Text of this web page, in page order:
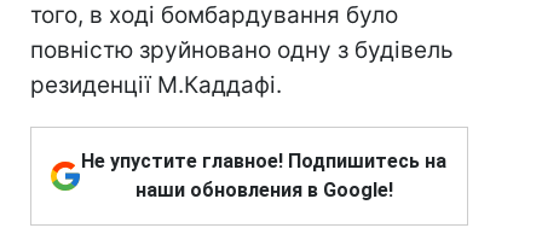
того, в ході бомбардування було
повністю зруйновано одну з будівель
резиденції М.Каддафі.
Не упустите главное! Подпишитесь на
наши обновления в Google!